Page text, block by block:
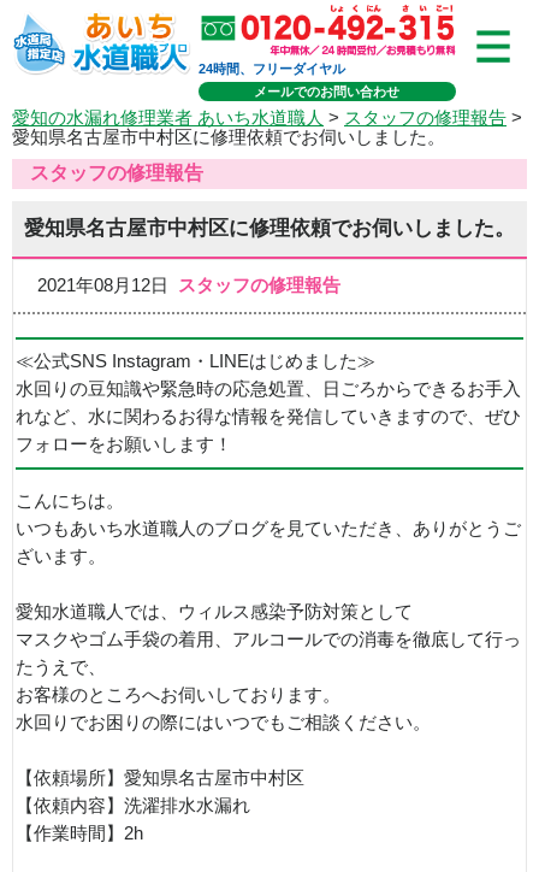
24時間、フリーダイヤル
メールでのお問い合わせ
愛知の水漏れ修理業者 あいち水道職人 > スタッフの修理報告 >
愛知県名古屋市中村区に修理依頼でお伺いしました。
スタッフの修理報告
愛知県名古屋市中村区に修理依頼でお伺いしました。
2021年08月12日 スタッフの修理報告
≪公式SNS Instagram・LINEはじめました≫
水回りの豆知識や緊急時の応急処置、日ごろからできるお手入
れなど、水に関わるお得な情報を発信していきますので、ぜひ
フォローをお願いします！
こんにちは。
いつもあいち水道職人のブログを見ていただき、ありがとうご
ざいます。
愛知水道職人では、ウィルス感染予防対策として
マスクやゴム手袋の着用、アルコールでの消毒を徹底して行っ
たうえで、
お客様のところへお伺いしております。
水回りでお困りの際にはいつでもご相談ください。
【依頼場所】愛知県名古屋市中村区
【依頼内容】洗濯排水水漏れ
【作業時間】2h